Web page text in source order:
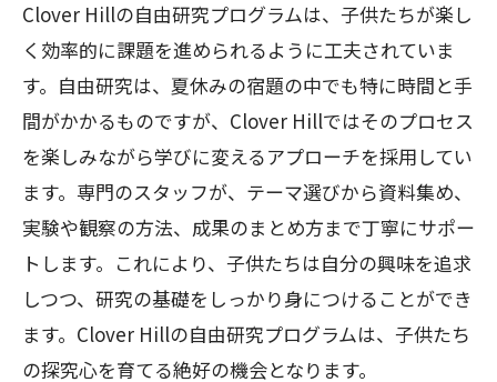
Clover Hillの自由研究プログラムは、子供たちが楽し
く効率的に課題を進められるように工夫されていま
す。自由研究は、夏休みの宿題の中でも特に時間と手
間がかかるものですが、Clover Hillではそのプロセス
を楽しみながら学びに変えるアプローチを採用してい
ます。専門のスタッフが、テーマ選びから資料集め、
実験や観察の方法、成果のまとめ方まで丁寧にサポー
トします。これにより、子供たちは自分の興味を追求
しつつ、研究の基礎をしっかり身につけることができ
ます。Clover Hillの自由研究プログラムは、子供たち
の探究心を育てる絶好の機会となります。